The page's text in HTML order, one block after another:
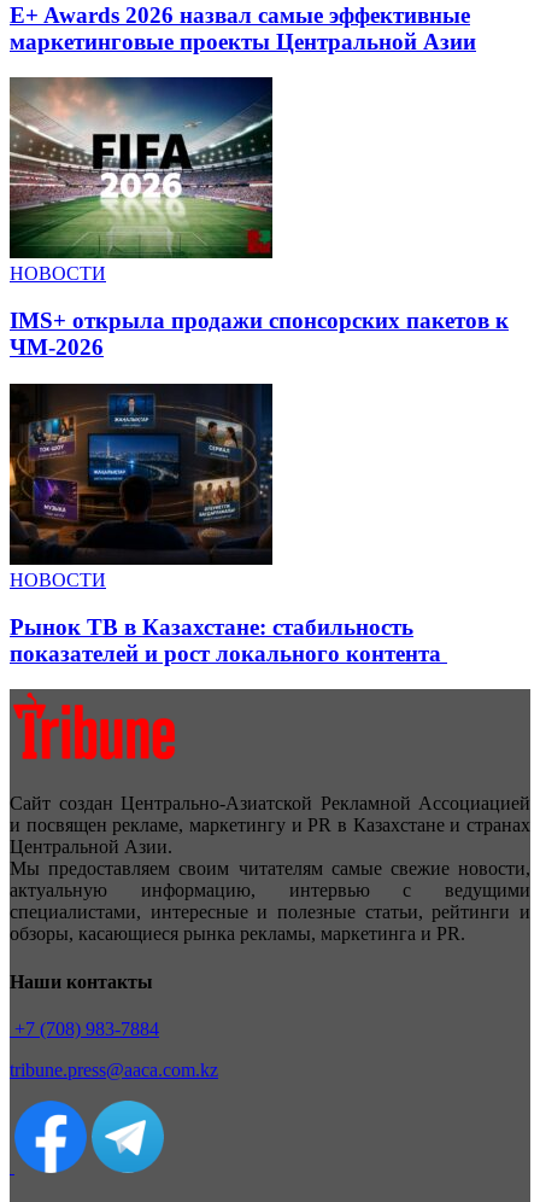
E+ Awards 2026 назвал самые эффективные
маркетинговые проекты Центральной Азии
НОВОСТИ
IMS+ открыла продажи спонсорских пакетов к
ЧМ-2026
НОВОСТИ
Рынок ТВ в Казахстане: стабильность
показателей и рост локального контента
Сайт создан Центрально-Азиатской Рекламной Ассоциацией
и посвящен рекламе, маркетингу и PR в Казахстане и странах
Центральной Азии.
Мы предоставляем своим читателям самые свежие новости,
актуальную информацию, интервью с ведущими
специалистами, интересные и полезные статьи, рейтинги и
обзоры, касающиеся рынка рекламы, маркетинга и PR.
Наши контакты
+7 (708) 983-7884
tribune.press@aaca.com.kz